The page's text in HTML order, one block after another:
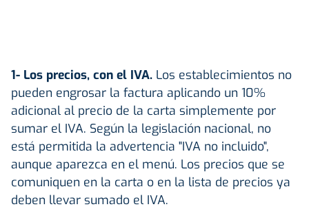
1- Los precios, con el IVA. Los establecimientos no
pueden engrosar la factura aplicando un 10%
adicional al precio de la carta simplemente por
sumar el IVA. Según la legislación nacional, no
está permitida la advertencia "IVA no incluido",
aunque aparezca en el menú. Los precios que se
comuniquen en la carta o en la lista de precios ya
deben llevar sumado el IVA.